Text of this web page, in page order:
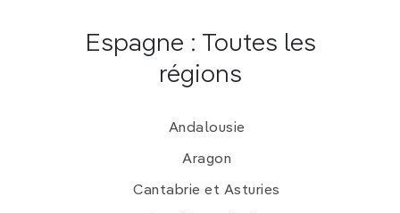
Espagne : Toutes les
régions
Andalousie
Aragon
Cantabrie et Asturies